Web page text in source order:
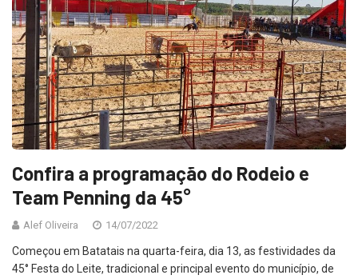
Confira a programação do Rodeio e
Team Penning da 45°
Alef Oliveira 14/07/2022
Começou em Batatais na quarta-feira, dia 13, as festividades da
45° Festa do Leite, tradicional e principal evento do município, de